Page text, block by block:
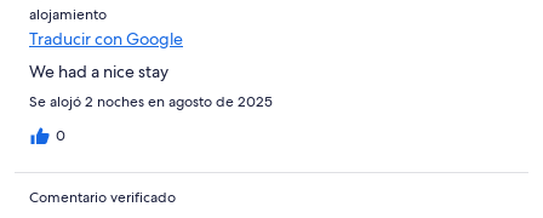
alojamiento
Traducir con Google
We had a nice stay
Se alojó 2 noches en agosto de 2025
0
Comentario verificado